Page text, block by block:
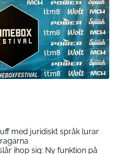
med juridiskt språk lurar
ihop sig: Ny funktion på